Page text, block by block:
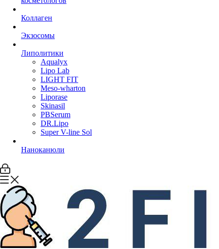
Коллаген
Экзосомы
Липолитики
Aqualyx
Lipo Lab
LIGHT FIT
Meso-wharton
Liporase
Skinasil
PBSerum
DR.Lipo
Super V-line Sol
Наноканюли